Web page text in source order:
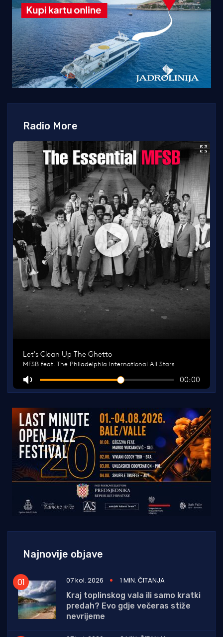
Radio More
Najnovije objave
07 kol. 2026
1 MIN. ČITANJA
Kraj toplinskog vala ili samo kratki
predah? Evo gdje večeras stiže
nevrijeme